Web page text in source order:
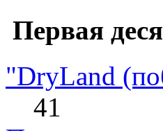
Первая
"DryLand
41